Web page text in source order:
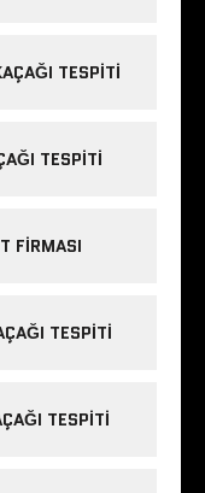
TESPITI
TESPITI
FIRMASI
TESPITI
TESPITI